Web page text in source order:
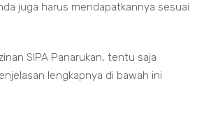
juga harus mendapatkannya sesuai
SIPA Panarukan, tentu saja
lengkapnya di bawah ini